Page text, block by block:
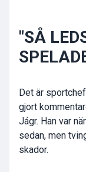
"SÅ
Det är
gjort
Jágr. Han var
sedan, men
skador.